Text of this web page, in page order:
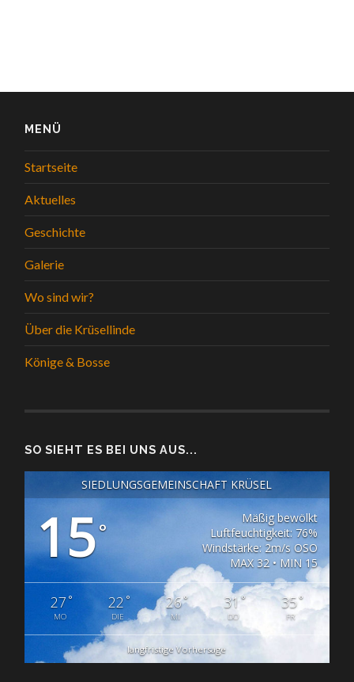
MENÜ
Startseite
Aktuelles
Geschichte
Galerie
Wo sind wir?
Über die Krüsellinde
Könige & Bosse
SO SIEHT ES BEI UNS AUS...
SIEDLUNGSGEMEINSCHAFT KRÜSEL
15°
Mäßig bewölkt
Luftfeuchtigkeit: 76%
Windstärke: 2m/s OSO
MAX 32 • MIN 15
27°
MO
22 °
DIE
26°
MI
31°
DO
35°
FR
langfristige Vorhersage